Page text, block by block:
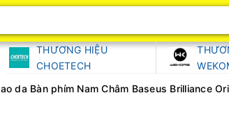
THƯƠNG HIỆU
CHOETECH
da Bàn phím Nam Châm Baseus Brilliance